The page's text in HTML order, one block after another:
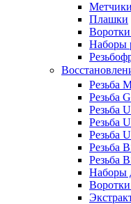
Метчики
Плашки
Наборы
Резьба
Резьба
Резьба
Резьба
Резьба
Резьба
Резьба
Наборы